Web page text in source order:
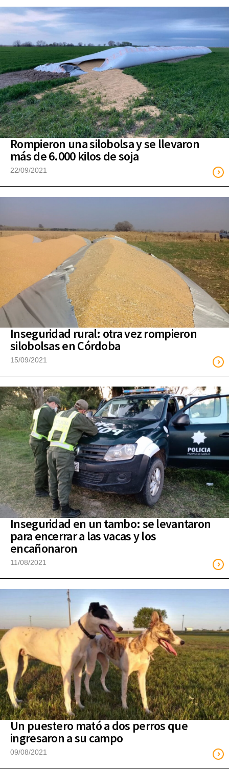
Rompieron una silobolsa y se llevaron
más de 6.000 kilos de soja
22/09/2021
Inseguridad rural: otra vez rompieron
silobolsas en Córdoba
15/09/2021
Inseguridad en un tambo: se levantaron
para encerrar a las vacas y los
encañonaron
11/08/2021
Un puestero mató a dos perros que
ingresaron a su campo
09/08/2021